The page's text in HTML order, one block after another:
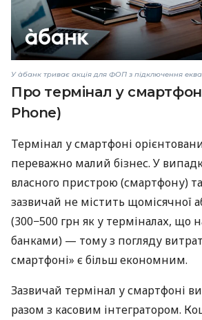
У àбанк триває акція для ФОП з підключення
Про термінал у
Phone)
Термінал у смартфоні
переважно малий бізнес. У
власного пристрою (смартфону)
зазвичай не містить щомісячної
(300−500 грн як у терміналах, що
банками) — тому з погляду
смартфоні» є більш економним.
Зазвичай термінал у смартфоні
разом з касовим інтегратором.